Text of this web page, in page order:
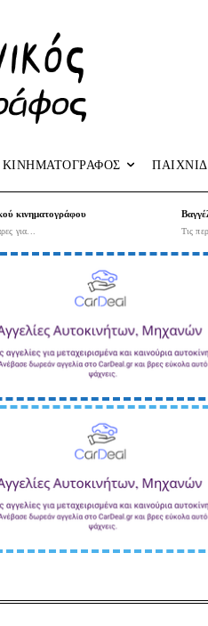
ΚΙΝΗΜΑΤΟΓΡΑΦΟΣ
κινηματογράφου
για... Τις